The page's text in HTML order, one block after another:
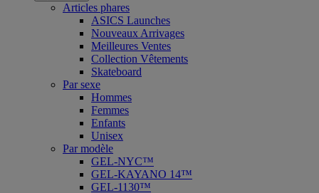
Articles phares
ASICS Launches
Nouveaux Arrivages
Meilleures Ventes
Collection Vêtements
Skateboard
Par sexe
Hommes
Femmes
Enfants
Unisex
Par modèle
GEL-NYC™
GEL-KAYANO 14™
GEL-1130™